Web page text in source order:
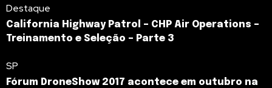
Destaque
California Highway Patrol – CHP Air Operations –
Treinamento e Seleção – Parte 3
SP
Fórum DroneShow 2017 acontece em outubro na